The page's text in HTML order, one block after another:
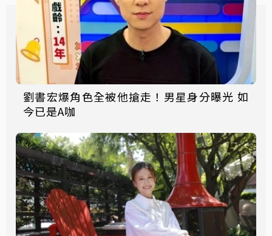
劉書宏爆角色全被他搶走！男星身分曝光 如
今已是A咖